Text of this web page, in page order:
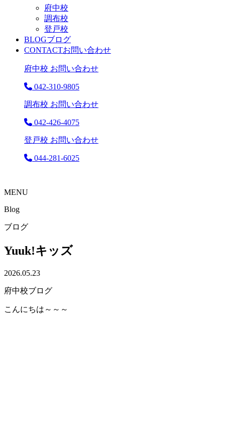
府中校
調布校
登戸校
BLOGブログ
CONTACTお問い合わせ
府中校 お問い合わせ
042-310-9805
調布校 お問い合わせ
042-426-4075
登戸校 お問い合わせ
044-281-6025
MENU
Blog
ブログ
Yuuk!キッズ
2026.05.23
府中校ブログ
こんにちは～～～